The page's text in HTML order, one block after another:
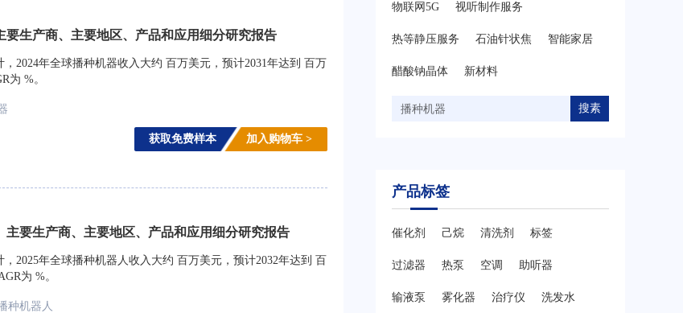
要生产商、主要地区、产品和应用细分研究报告
，2024年全球播种机器收入大约 百万美元，预计2031年达到 百万
为 %。
获取免费样本 加入购物车 >
主要生产商、主要地区、产品和应用细分研究报告
，2025年全球播种机器人收入大约 百万美元，预计2032年达到 百
为 %。
种机器人
物联网5G 视听制作服务
热等静压服务 石油针状焦 智能家居
醋酸钠晶体 新材料
搜素
产品标签
催化剂 己烷 清洗剂 标签
过滤器 热泵 空调 助听器
输液泵 雾化器 治疗仪 洗发水